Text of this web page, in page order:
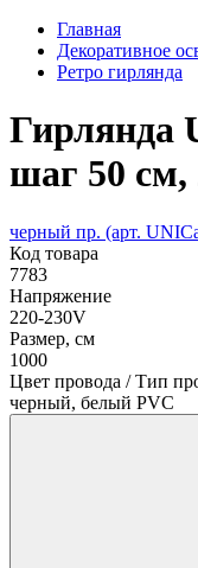
Главная
Декоративное
Ретро гирлянда
Гирлянда
шаг 50 см,
черный пр. (арт.
Код товара
7783
Напряжение
220-230V
Размер, см
1000
Цвет провода / Тип
черный, белый PVC